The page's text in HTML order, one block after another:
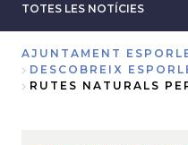
TOTES LES NOTÍCIES
Sobrescribir
AJUNTAMENT
DESCOBREIX
RUTES NATURALS